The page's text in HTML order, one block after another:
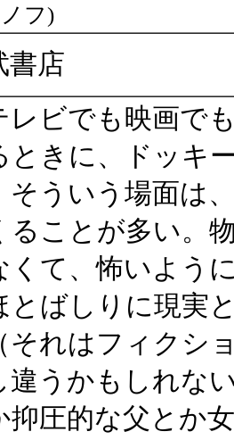
フ)
書店
ビでも映画で
ときに、ドッキ
そういう場面は
ることが多い。
くて、怖いよう
とばしりに現実
それはフィクシ
違うかもしれな
抑圧的な父とか